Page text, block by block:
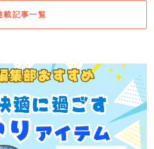
載記事一覧